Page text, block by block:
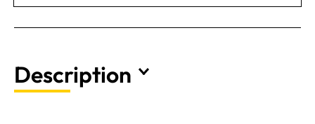
Description